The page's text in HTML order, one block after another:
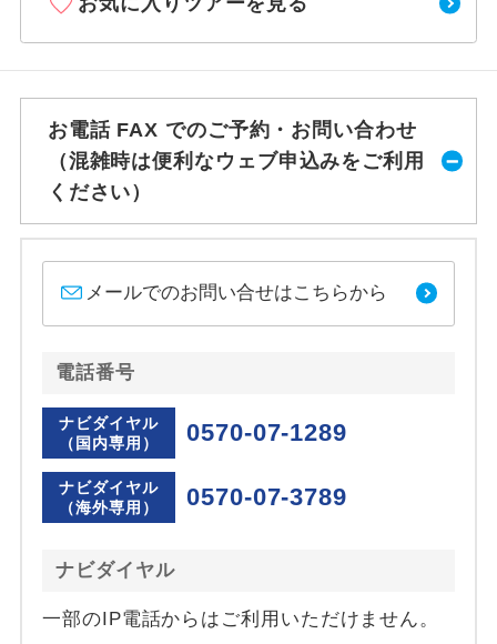
お電話 FAX でのご予約・お問い合わせ
（混雑時は便利なウェブ申込みをご利用
ください）
メールでのお問い合せはこちらから
電話番号
ナビダイヤル
（国内専用）
0570-07-1289
ナビダイヤル
（海外専用）
0570-07-3789
ナビダイヤル
一部のIP電話からはご利用いただけません。